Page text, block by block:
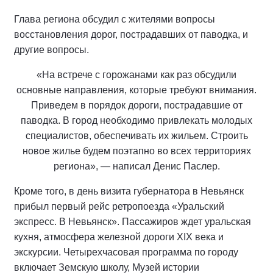
Глава региона обсудил с жителями вопросы
восстановления дорог, пострадавших от паводка, и
другие вопросы.
«На встрече с горожанами как раз обсудили
основные направления, которые требуют внимания.
Приведем в порядок дороги, пострадавшие от
паводка. В город необходимо привлекать молодых
специалистов, обеспечивать их жильем. Строить
новое жилье будем поэтапно во всех территориях
региона», — написал Денис Паслер.
Кроме того, в день визита губернатора в Невьянск
прибыл первый рейс ретропоезда «Уральский
экспресс. В Невьянск». Пассажиров ждет уральская
кухня, атмосфера железной дороги XIX века и
экскурсии. Четырехчасовая программа по городу
включает Земскую школу, Музей истории